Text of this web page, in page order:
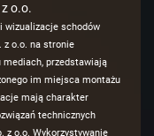
o.o.
wizualizacje schodów
z o.o. na stronie
przedstawiają
im miejsca montażu
mają charakter
technicznych
z o.o. Wykorzystywanie